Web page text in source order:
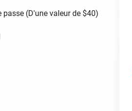
(D'une valeur de $40)